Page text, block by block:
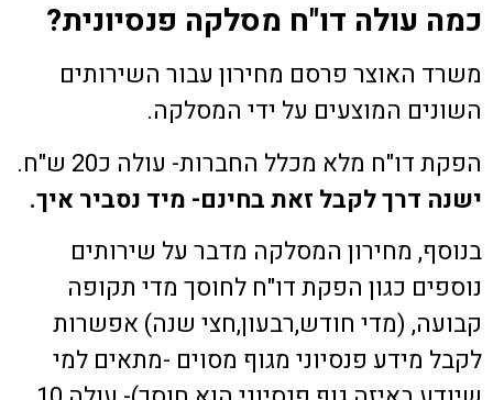
כמה עולה דו"ח מסלקה פנסיונית?
משרד האוצר פרסם מחירון עבור השירותים
השונים המוצעים על ידי המסלקה.
הפקת דו"ח מלא מכלל החברות- עולה כ20 ש"ח.
ישנה דרך לקבל זאת בחינם- מיד נסביר איך.
בנוסף, מחירון המסלקה מדבר על שירותים
נוספים כגון הפקת דו"ח לחוסך מדי תקופה
קבועה, (מדי חודש,רבעון,חצי שנה) אפשרות
לקבל מידע פנסיוני מגוף מסוים -מתאים למי